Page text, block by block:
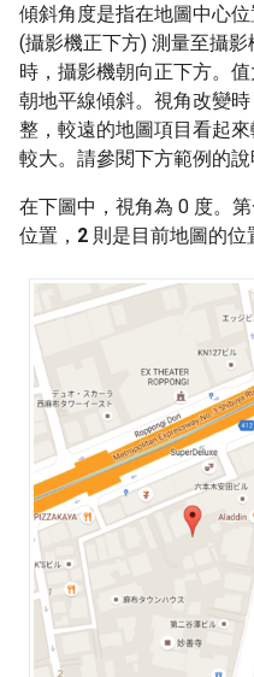
傾斜角度是指在地圖中心
(攝影機正下方) 測量至攝
時，攝影機朝向正下方。
朝地平線傾斜。視角改變
整，較遠的地圖項目看起
較大。請參閱下方範例的說
在下圖中，視角為 0 度。
位置， 2 則是目前地圖的位